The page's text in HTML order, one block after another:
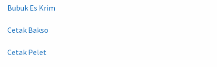
Bubuk Es Krim
Cetak Bakso
Cetak Pelet